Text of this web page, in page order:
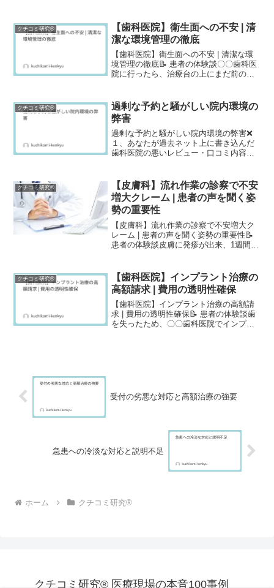
の日に予約をし、行ったら結局その日は
レントゲンと採血のみ...
クチコミ研究®
【歯科医院】衛生面への不安 | 清
潔な環境管理の徹底
【歯科医院】衛生面への不安 | 清潔な環
境管理の徹底📝 患者の体験談〇〇歯科医
院に行ったら、治療台の上にまだ前の患
師さんが慌ててティッシュで拭いただけ
で、消毒もせずにそ...
クチコミ研究®
過剰な予約と騒がしい院内環境の
弊害
過剰な予約と騒がしい院内環境の弊害❌
１、あなたが過去ネット上に書き込んだ
歯科医院の悪いレビュー・口コミ内容を
いです。長くて3時間ほど待つこともざら
にあり、その上治療は...
クチコミ研究®
【皮膚科】流れ作業の診察で不安
増大クレーム | 患者の声を聞く姿
勢の重要性
【皮膚科】流れ作業の診察で不安増大ク
レーム | 患者の声を聞く姿勢の重要性📝
患者の体験談皮膚に発疹が出来、1週間ほ
が良い」という口コミで駅前のビルに入
っている病院を選...
クチコミ研究®
【歯科医院】インプラント治療の
高額請求 | 費用の透明性確保
【歯科医院】インプラント治療の高額請
求 | 費用の透明性確保📝 患者の体験談歯
を失ったため、〇〇歯科医院でインプラ
受付の劣悪な対応と高額治療の強要
急患への冷淡な対応と説明不足
ホーム クチコミ研究®
クチコミ研究® 医療現場の本音100事例